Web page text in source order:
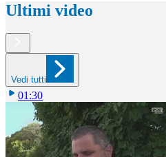
Ultimi video
Vedi tutti
01:30